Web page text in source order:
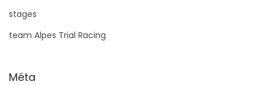
stages
team Alpes Trial Racing
Méta